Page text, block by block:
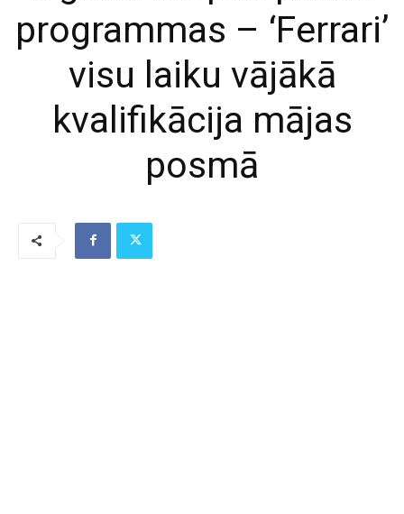
programmas – ‘Ferrari’
visu laiku vājākā
kvalifikācija mājas
posmā